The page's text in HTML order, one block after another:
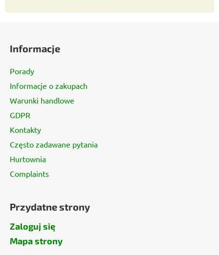
Informacje
Porady
Informacje o zakupach
Warunki handlowe
GDPR
Kontakty
Często zadawane pytania
Hurtownia
Complaints
Przydatne strony
Zaloguj się
Mapa strony